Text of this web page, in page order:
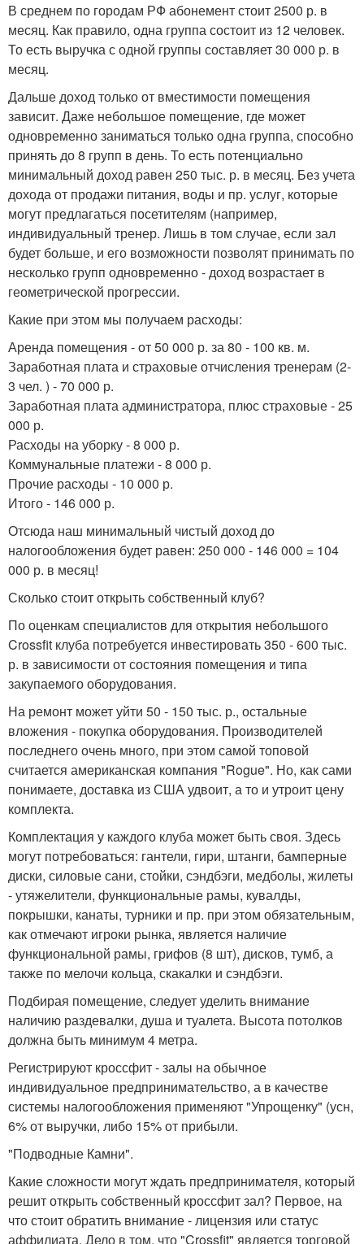
В среднем по городам РФ абонемент стоит 2500 р. в
месяц. Как правило, одна группа состоит из 12 человек.
То есть выручка с одной группы составляет 30 000 р. в
месяц.
Дальше доход только от вместимости помещения
зависит. Даже небольшое помещение, где может
одновременно заниматься только одна группа, способно
принять до 8 групп в день. То есть потенциально
минимальный доход равен 250 тыс. р. в месяц. Без учета
дохода от продажи питания, воды и пр. услуг, которые
могут предлагаться посетителям (например,
индивидуальный тренер. Лишь в том случае, если зал
будет больше, и его возможности позволят принимать по
несколько групп одновременно - доход возрастает в
геометрической прогрессии.
Какие при этом мы получаем расходы:
Аренда помещения - от 50 000 р. за 80 - 100 кв. м.
Заработная плата и страховые отчисления тренерам (2-
3 чел. ) - 70 000 р.
Заработная плата администратора, плюс страховые - 25
000 р.
Расходы на уборку - 8 000 р.
Коммунальные платежи - 8 000 р.
Прочие расходы - 10 000 р.
Итого - 146 000 р.
Отсюда наш минимальный чистый доход до
налогообложения будет равен: 250 000 - 146 000 = 104
000 р. в месяц!
Сколько стоит открыть собственный клуб?
По оценкам специалистов для открытия небольшого
Crossfit клуба потребуется инвестировать 350 - 600 тыс.
р. в зависимости от состояния помещения и типа
закупаемого оборудования.
На ремонт может уйти 50 - 150 тыс. р., остальные
вложения - покупка оборудования. Производителей
последнего очень много, при этом самой топовой
считается американская компания "Rogue". Но, как сами
понимаете, доставка из США удвоит, а то и утроит цену
комплекта.
Комплектация у каждого клуба может быть своя. Здесь
могут потребоваться: гантели, гири, штанги, бамперные
диски, силовые сани, стойки, сэндбэги, медболы, жилеты
- утяжелители, функциональные рамы, кувалды,
покрышки, канаты, турники и пр. при этом обязательным,
как отмечают игроки рынка, является наличие
функциональной рамы, грифов (8 шт), дисков, тумб, а
также по мелочи кольца, скакалки и сэндбэги.
Подбирая помещение, следует уделить внимание
наличию раздевалки, душа и туалета. Высота потолков
должна быть минимум 4 метра.
Регистрируют кроссфит - залы на обычное
индивидуальное предпринимательство, а в качестве
системы налогообложения применяют "Упрощенку" (усн,
6% от выручки, либо 15% от прибыли.
"Подводные Камни".
Какие сложности могут ждать предпринимателя, который
решит открыть собственный кроссфит зал? Первое, на
что стоит обратить внимание - лицензия или статус
аффилиата. Дело в том, что "Crossfit" является торговой